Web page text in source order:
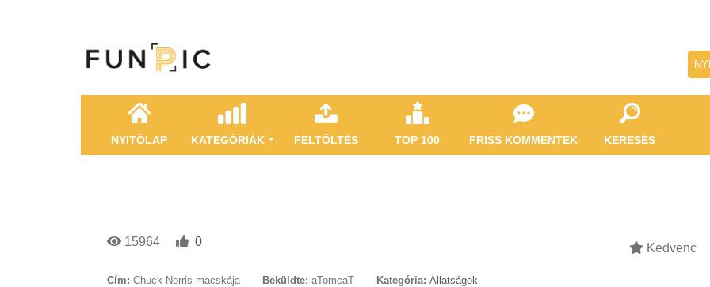
NYITÓLAP KATEGÓRIÁK FELTÖLTÉS TOP 100 FRISS KOMMENTEK KERESÉS
15964 0 Kedvenc
Cím: Chuck Norris macskája Beküldte: aTomcaT Kategória: Állatságok